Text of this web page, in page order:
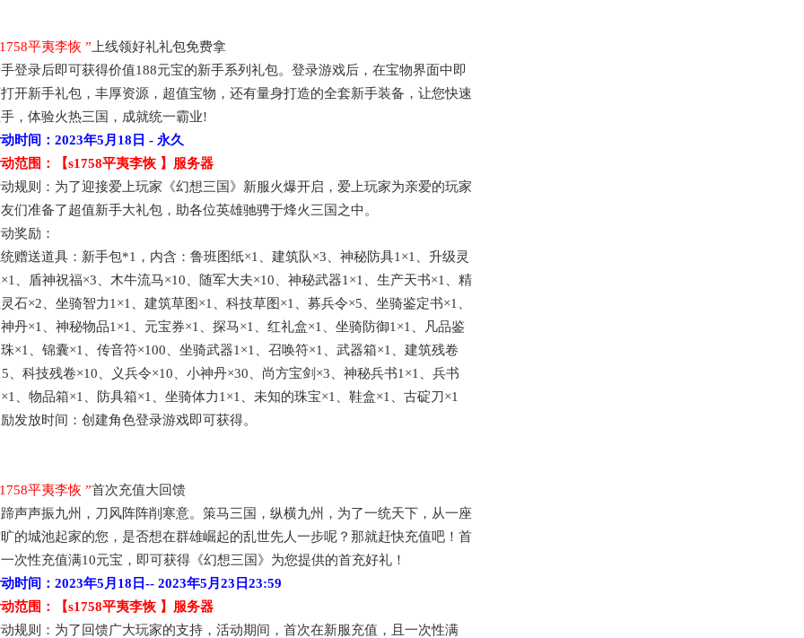
平夷李恢 ” 上线领好礼礼包免费拿
登录后即可获得价值188元宝的新手系列礼包。登录游戏后，在宝物界面中即
开新手礼包，丰厚资源，超值宝物，还有量身打造的全套新手装备，让您快速
，体验火热三国，成就统一霸业!
时间： 2023年5月18日 - 永久
范围：【s1758平夷李恢 】服务器
规则：为了迎接爱上玩家《幻想三国》新服火爆开启，爱上玩家为亲爱的玩家
们准备了超值新手大礼包，助各位英雄驰骋于烽火三国之中。
奖励：
赠送道具：新手包*1，内含：鲁班图纸×1、建筑队×3、神秘防具1×1、升级灵
、盾神祝福×3、木牛流马×10、随军大夫×10、神秘武器1×1、生产天书×1、精
石×2、坐骑智力1×1、建筑草图×1、科技草图×1、募兵令×5、坐骑鉴定书×1、
丹×1、神秘物品1×1、元宝券×1、探马×1、红礼盒×1、坐骑防御1×1、凡品鉴
×1、锦囊×1、传音符×100、坐骑武器1×1、召唤符×1、武器箱×1、建筑残卷
、科技残卷×10、义兵令×10、小神丹×30、尚方宝剑×3、神秘兵书1×1、兵书
、物品箱×1、防具箱×1、坐骑体力1×1、未知的珠宝×1、鞋盒×1、古碇刀×1
发放时间：创建角色登录游戏即可获得。
平夷李恢 ”首次充值大回馈
声声振九州，刀风阵阵削寒意。策马三国，纵横九州，为了一统天下，从一座
的城池起家的您，是否想在群雄崛起的乱世先人一步呢？那就赶快充值吧！首
次性充值满10元宝，即可获得《幻想三国》为您提供的首充好礼！
时间： 2023年5月18日-- 2023年5月23日23:59
范围：【s1758平夷李恢 】服务器
规则：为了回馈广大玩家的支持，活动期间，首次在新服充值，且一次性满